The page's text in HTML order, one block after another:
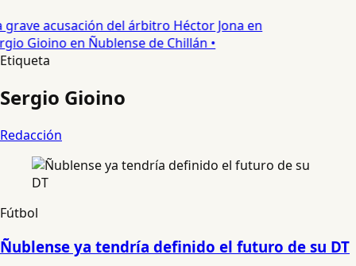
grave acusación del árbitro Héctor Jona en
Gioino en Ñublense de Chillán •
Etiqueta
Sergio Gioino
Redacción
Fútbol
Ñublense ya tendría definido el futuro de su DT